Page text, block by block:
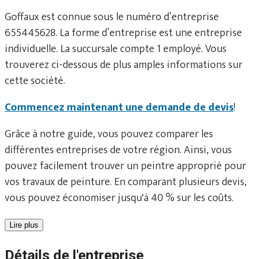
Goffaux est connue sous le numéro d’entreprise
655445628. La forme d’entreprise est une entreprise
individuelle. La succursale compte 1 employé. Vous
trouverez ci-dessous de plus amples informations sur
cette société.
Commencez maintenant une demande de devis!
Grâce à notre guide, vous pouvez comparer les
différentes entreprises de votre région. Ainsi, vous
pouvez facilement trouver un peintre approprié pour
vos travaux de peinture. En comparant plusieurs devis,
vous pouvez économiser jusqu'à 40 % sur les coûts.
Lire plus
Détails de l'entreprise